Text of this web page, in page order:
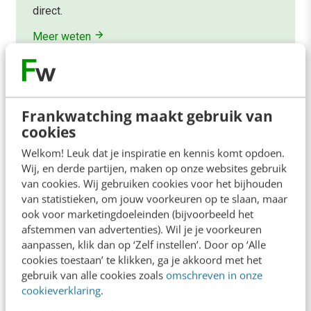
Frankwatching maakt gebruik van
cookies
Welkom! Leuk dat je inspiratie en kennis komt opdoen.
Wij, en derde partijen, maken op onze websites gebruik
van cookies. Wij gebruiken cookies voor het bijhouden
van statistieken, om jouw voorkeuren op te slaan, maar
ook voor marketingdoeleinden (bijvoorbeeld het
afstemmen van advertenties). Wil je je voorkeuren
aanpassen, klik dan op ‘Zelf instellen’. Door op ‘Alle
cookies toestaan’ te klikken, ga je akkoord met het
gebruik van alle cookies zoals omschreven in onze
cookieverklaring.
direct.
Meer weten
Contact Redactie
redactie@frankwatching.com
+31 30 200 1045
Tarieven
Meer contactopties
Frankwatching